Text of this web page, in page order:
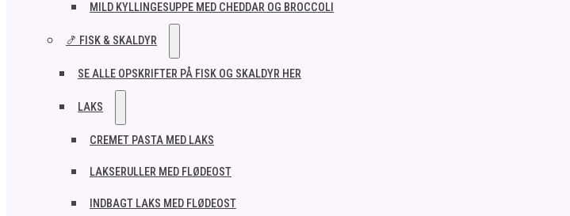
MILD KYLLINGESUPPE MED CHEDDAR OG BROCCOLI
🍤 FISK & SKALDYR
SE ALLE OPSKRIFTER PÅ FISK OG SKALDYR HER
LAKS
CREMET PASTA MED LAKS
LAKSERULLER MED FLØDEOST
INDBAGT LAKS MED FLØDEOST